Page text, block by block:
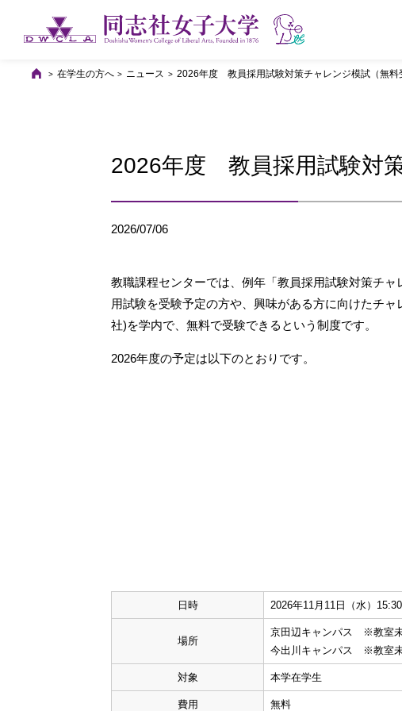
在学生の方へ ニュース 2026年度 教員採用試験対策チャレンジ模試（無料
2026年度 教員採用試験対
2026/07/06
教職課程センターでは、例年「教員採用試験対策チ
用試験を受験予定の方や、興味がある方に向けたチ
社)を学内で、無料で受験できるという制度です。
2026年度の予定は以下のとおりです。
日時 2026年11月11日（水）
場所
京田辺キャンパス ※教室
今出川キャンパス ※教室
対象 本学在学生
費用 無料